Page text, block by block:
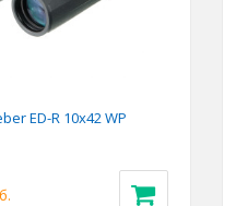
ED-R 10x42 WP